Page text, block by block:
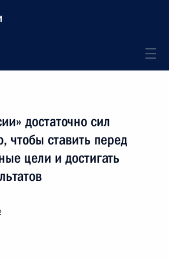
достаточно сил
чтобы ставить перед
цели и достигать